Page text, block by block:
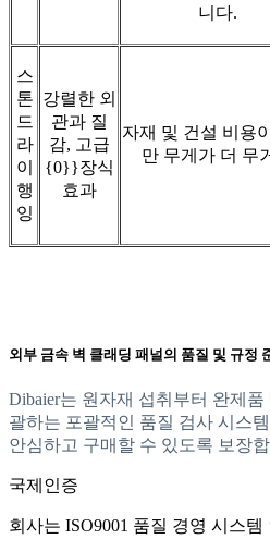
니다.
스
톤
드
라
이
행
잉
강렬한 외
관과 질
감, 고급
{0}}장식
효과
자재 및 건설 비용
만 무게가 더 무
외부 금속 벽 클래딩 패널의 품질 및 규정
Dibaier는 원자재 섭취부터 완제
괄하는 포괄적인 품질 검사 시스
안심하고 구매할 수 있도록 보장
국제인증
회사는 ISO9001 품질 경영 시스